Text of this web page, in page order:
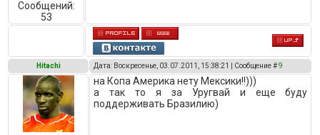
Сообщений:
53
Hitachi Дата: Воскресенье, 03.07.2011, 15:38:21 | Сообщение #9
на Копа Америка нету Мексики!!)))
а так то я за Уругвай и еще буду
поддерживать Бразилию)